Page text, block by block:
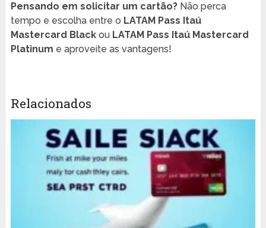
Pensando em solicitar um cartão?Não perca
tempo e escolha entre o LATAM Pass Itaú
Mastercard Blackou LATAM Pass Itaú Mastercard
Platinum e aproveite as vantagens!
Relacionados